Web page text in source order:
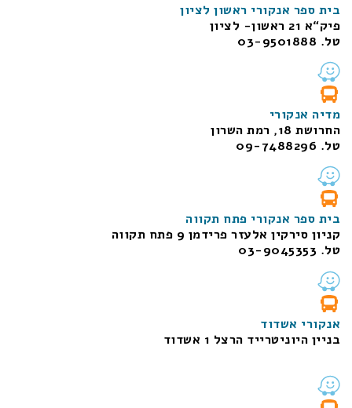
בית ספר אנקורי ראשון לציון
פיק“א 21 ראשון- לציון
טל. 03-9501888
מדיה אנקורי
החרושת 18, רמת השרון
טל. 09-7488296
בית ספר אנקורי פתח תקווה
קניון סירקין אלעזר פרידמן 9 פתח תקווה
טל. 03-9045353
אנקורי אשדוד
בניין היוניטרייד הרצל 1 אשדוד